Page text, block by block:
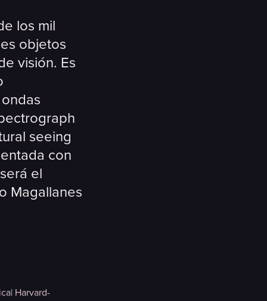
los mil
objetos
visión. Es
seeing
con
el
Magallanes
Harvard-